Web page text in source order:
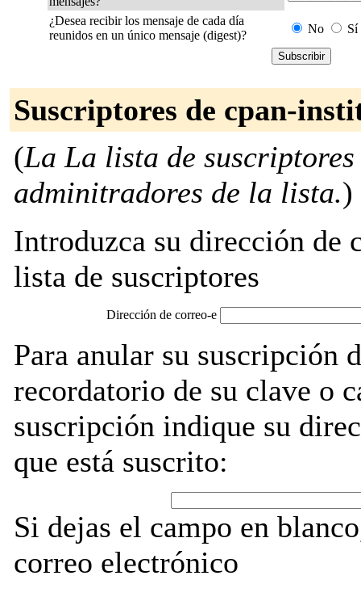
¿Desea recibir los mensaje de cada día
reunidos en un único mensaje (digest)?
No Sí
Suscriptores de cpan-
(La La lista de
adminitradores de la lista.)
Introduzca su dirección de
lista de suscriptores
Dirección de correo-e
Para anular su suscripción
recordatorio de su clave o
suscripción indique su
que está suscrito:
Si dejas el campo en
correo electrónico